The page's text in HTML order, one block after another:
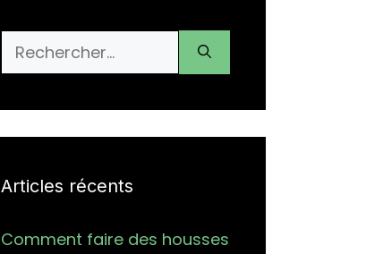
Rechercher :
Articles récents
Comment faire des housses